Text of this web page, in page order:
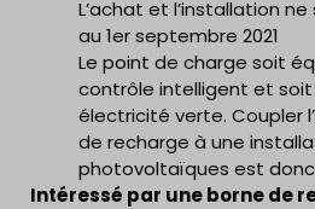
L’achat et l’installation
au 1er septembre 2021
Le point de charge soit
contrôle intelligent et
électricité verte. Coupler
de recharge à une
photovoltaïques est
Intéressé par une borne de